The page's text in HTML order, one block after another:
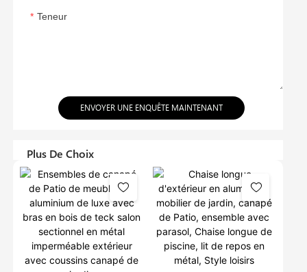
Teneur
ENVOYER UNE ENQUÊTE MAINTENANT
Plus De Choix